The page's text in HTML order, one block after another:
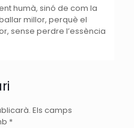
humà, sinó de com la
millor, perquè el
sense perdre l’essència
Els camps
*